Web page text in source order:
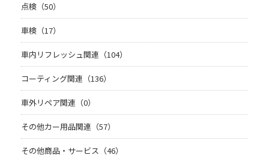
点検（50）
車検（17）
車内リフレッシュ関連（104）
コーティング関連（136）
車外リペア関連（0）
その他カー用品関連（57）
その他商品・サービス（46）